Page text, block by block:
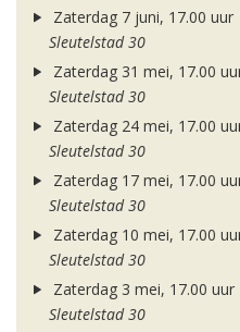
Zaterdag 7 juni, 17.00 uur
Sleutelstad 30
Zaterdag 31 mei, 17.00
Sleutelstad 30
Zaterdag 24 mei, 17.00
Sleutelstad 30
Zaterdag 17 mei, 17.00
Sleutelstad 30
Zaterdag 10 mei, 17.00
Sleutelstad 30
Zaterdag 3 mei, 17.00 uur
Sleutelstad 30